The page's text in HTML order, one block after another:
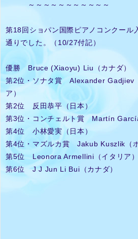
～～～～～～～～～～～
第18回ショパン国際ピアノコンクール
通りでした。（10/27付記）
優勝 Bruce (Xiaoyu) Liu（カナダ）
第2位・ソナタ賞 Alexander Gadjiev
ア）
第2位 反田恭平（日本）
第3位・コンチェルト賞 Martín
第4位 小林愛実（日本）
第4位・マズルカ賞 Jakub Kuszlik（ポ
第5位 Leonora Armellini（イタリア）
第6位 J J Jun Li Bui（カナダ）